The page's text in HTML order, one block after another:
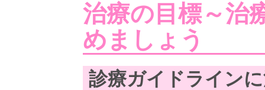
治療の目標～治
めましょう
診療ガイドライン